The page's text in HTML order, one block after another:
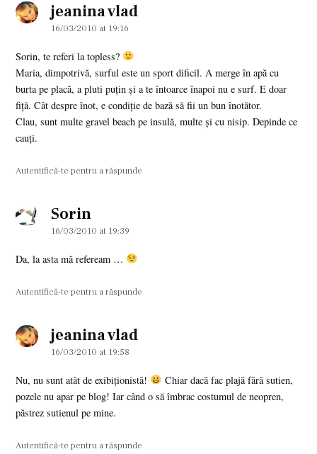
jeanina vladsays:
16/03/2010 at 19:16
Sorin, te referi la topless?
Maria, dimpotrivă, surful este un sport dificil. A merge în apă cu
burta pe placă, a pluti puţin şi a te întoarce înapoi nu e surf. E doar
fiţă. Cât despre înot, e condiţie de bază să fii un bun înotător.
Clau, sunt multe gravel beach pe insulă, multe şi cu nisip. Depinde ce
cauţi.
Autentifică-te pentru a răspunde
Sorin
16/03/2010 at 19:39
Da, la asta mă refeream …
Autentifică-te pentru a răspunde
jeanina vladsays:
16/03/2010 at 19:58
Nu, nu sunt atât de exibiţionistă!
Chiar dacă fac plajă fără sutien,
pozele nu apar pe blog! Iar când o să îmbrac costumul de neopren,
păstrez sutienul pe mine.
Autentifică-te pentru a răspunde